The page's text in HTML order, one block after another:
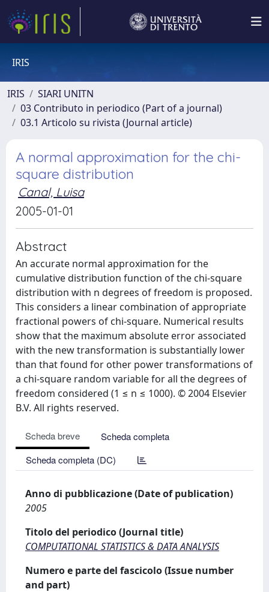
IRIS
IRIS
SIARI UNITN
03 Contributo in periodico (Part of a journal)
03.1 Articolo su rivista (Journal article)
A normal approximation for the chi-
square distribution
Canal, Luisa
2005-01-01
Abstract
An accurate normal approximation for the
cumulative distribution function of the chi-square
distribution with n degrees of freedom is proposed.
This considers a linear combination of appropriate
fractional powers of chi-square. Numerical results
show that the maximum absolute error associated
with the new transformation is substantially lower
than that found for other power transformations of
a chi-square random variable for all the degrees of
freedom considered (1 ≤ n ≤ 1000). © 2004 Elsevier
B.V. All rights reserved.
Scheda breve
Scheda completa
Scheda completa (DC)
Anno di pubblicazione (Date of publication)
2005
Titolo del periodico (Journal title)
COMPUTATIONAL STATISTICS & DATA ANALYSIS
Numero e parte del fascicolo (Issue number
and part)